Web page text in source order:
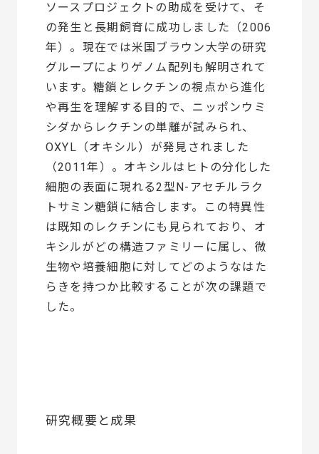
ソースプロジェクトの助成を受けて、そ
の発生と長期飼育に成功しました（2006
年）。現在では米国ブラウン大学の研究
グループによりゲノム配列も解明されて
います。糖鎖とレクチンの視点から進化
や再生を理解する目的で、ニッポンウミ
シダからレクチンの単離が試みられ、
OXYL（オキシル）が発見されました
（2011年）。オキシルはヒトの分化した
細胞の表面に現れる2型N-アセチルラク
トサミン糖鎖に結合します。この特異性
は既知のレクチンにも見られており、オ
キシルがどの構造ファミリーに属し、微
生物や培養細胞に対してどのようなはた
らきを持つか比較することが次の課題で
した。
研究概要と成果